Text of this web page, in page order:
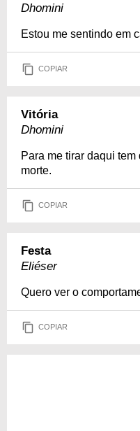
Dhomini
Estou me sentindo em
COPIAR
Vitória
Dhomini
Para me tirar daqui
morte.
COPIAR
Festa
Eliéser
Quero ver o
COPIAR